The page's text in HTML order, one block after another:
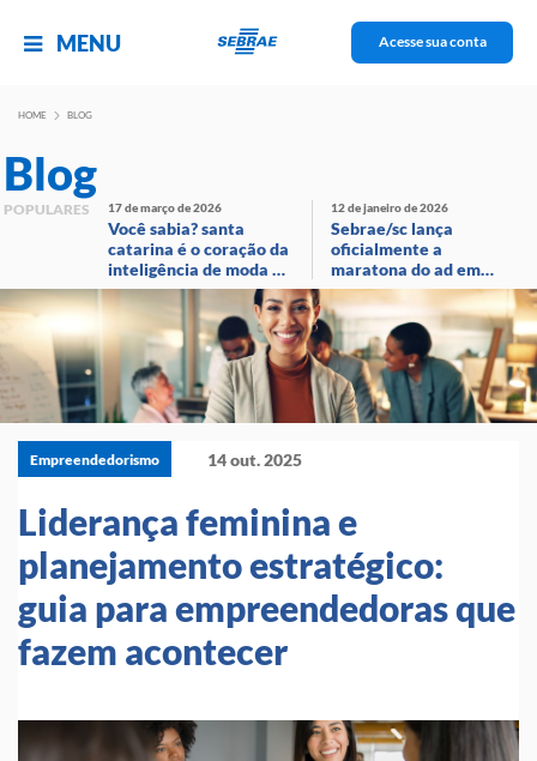
MENU Acesse sua conta
HOME BLOG
Blog
POPULARES 17 de março de 2026
Você sabia? santa
catarina é o coração da
inteligência de moda no
brasil!
12 de janeiro de 2026
Sebrae/sc lança
oficialmente a
maratona do ad em
evento com
transmissão ao vivo
Empreendedorismo 14 out. 2025
Liderança feminina e
planejamento estratégico:
guia para empreendedoras que
fazem acontecer